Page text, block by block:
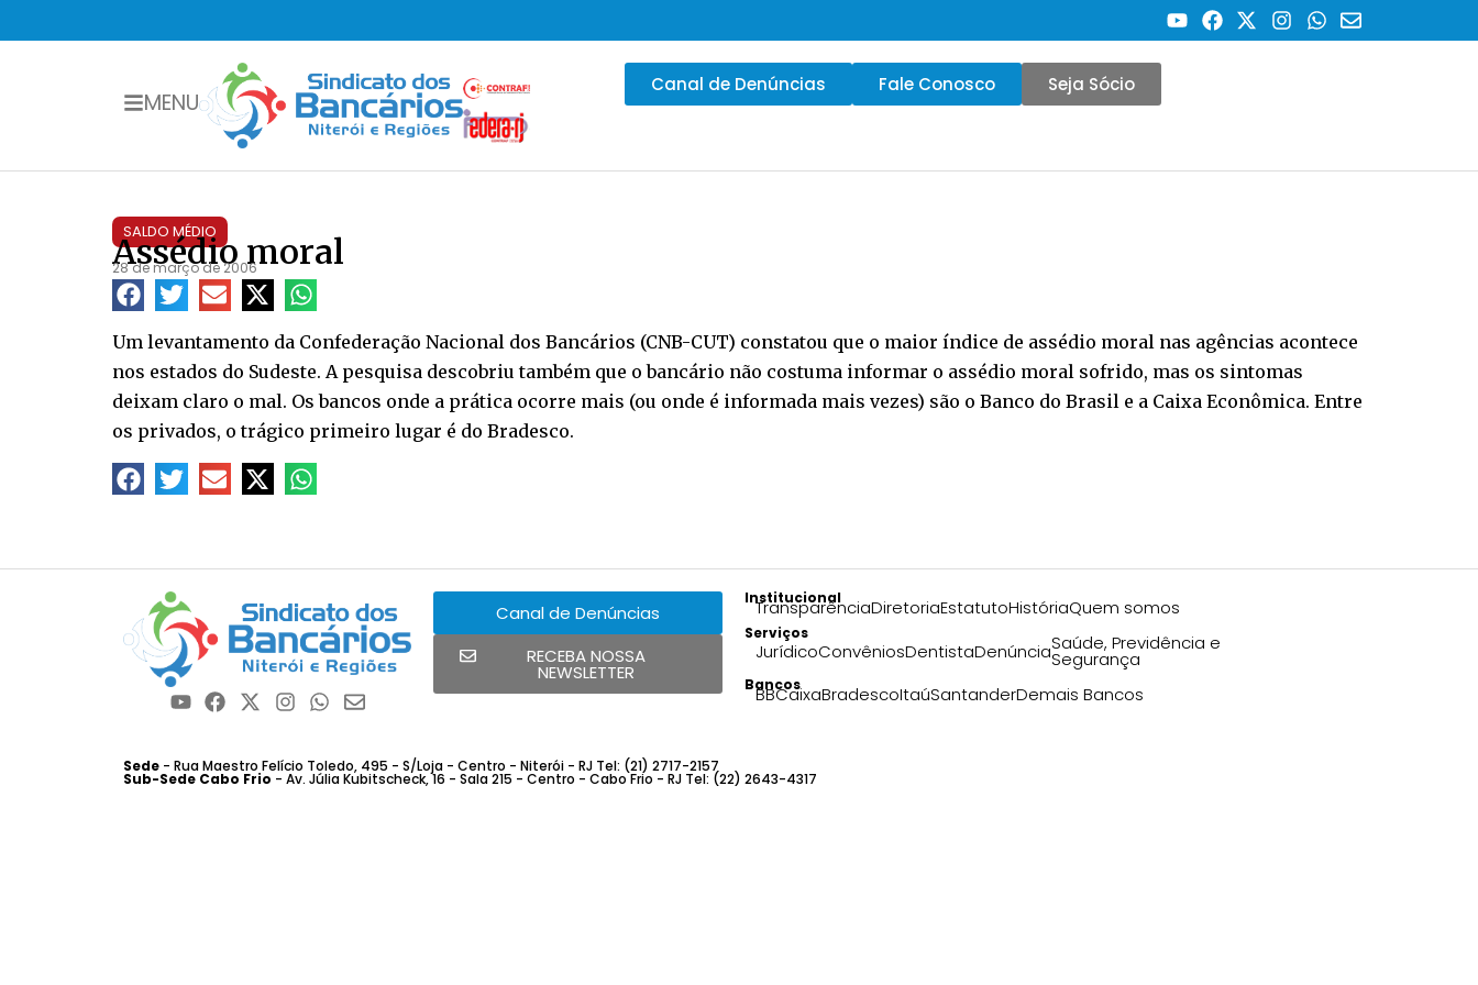
MENU
Canal de Denúncias Fale Conosco Seja Sócio
SALDO MÉDIO
Assédio moral
28 de março de 2006
Um levantamento da Confederação Nacional dos Bancários (CNB-CUT) constatou que o maior índice de assédio moral nas agências acontece
nos estados do Sudeste. A pesquisa descobriu também que o bancário não costuma informar o assédio moral sofrido, mas os sintomas
deixam claro o mal. Os bancos onde a prática ocorre mais (ou onde é informada mais vezes) são o Banco do Brasil e a Caixa Econômica. Entre
os privados, o trágico primeiro lugar é do Bradesco.
Canal de Denúncias
RECEBA NOSSA
NEWSLETTER
Institucional
TransparênciaDiretoriaEstatutoHistóriaQuem somos
Serviços
JurídicoConvêniosDentistaDenúnciaSaúde, Previdência e
Segurança
Bancos
BBCaixaBradescoItaúSantanderDemais Bancos
Sede - Rua Maestro Felício Toledo, 495 - S/Loja - Centro - Niterói - RJ Tel: (21) 2717-2157
Sub-Sede Cabo Frio - Av. Júlia Kubitscheck, 16 - Sala 215 - Centro - Cabo Frio - RJ Tel: (22) 2643-4317